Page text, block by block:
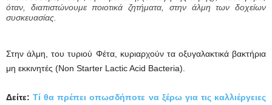
όταν, διαπιστώνουμε ποιοτικά ζητήματα, στην άλμη των δοχείων
συσκευασίας.
Στην άλμη, του τυριού Φέτα, κυριαρχούν τα οξυγαλακτικά βακτήρια
μη εκκινητές (Non Starter Lactic Acid Bacteria).
Δείτε:Τί θα πρέπει οπωσδήποτε να ξέρω για τις καλλιέργειες